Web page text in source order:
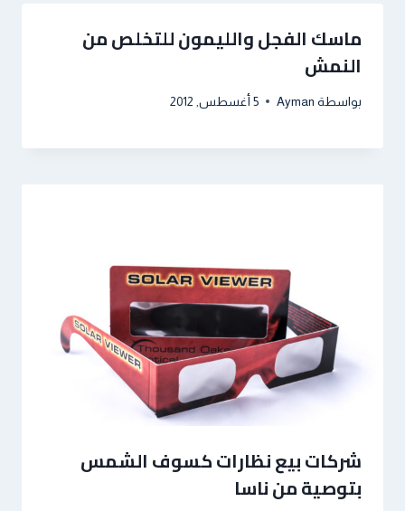
ماسك الفجل والليمون للتخلص من
النمش
بواسطة Ayman 5 أغسطس, 2012
شركات بيع نظارات كسوف الشمس
بتوصية من ناسا